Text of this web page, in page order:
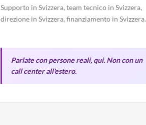
Supporto in Svizzera, team tecnico in Svizzera,
direzione in Svizzera, finanziamento in Svizzera.
Parlate con persone reali, qui. Non con un
call center all'estero.